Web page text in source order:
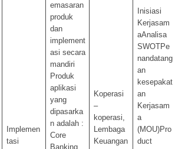
Implemen
tasi
emasaran
produk
dan
implement
asi secara
mandiri
Produk
aplikasi
yang
dipasarka
n adalah :
Core
Banking
Koperasi
–
koperasi,
Lembaga
Keuangan
Inisiasi
Kerjasam
aAnalisa
SWOTPe
nandatang
an
kesepakat
an
Kerjasam
a
(MOU)Pro
duct